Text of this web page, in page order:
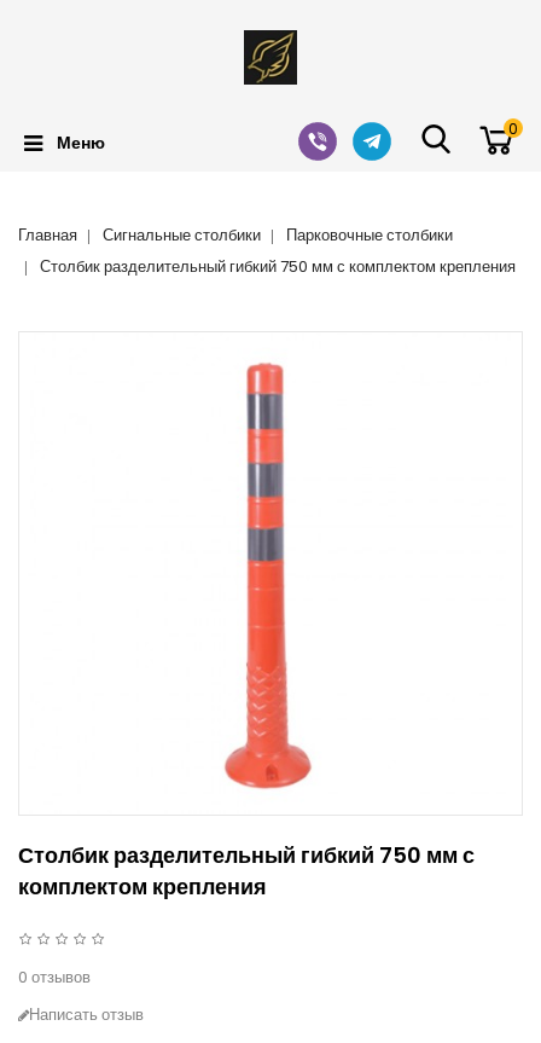
0
Меню
Главная Сигнальные столбики
Парковочные столбики
Столбик разделительный гибкий 750 мм с комплектом крепления
Столбик разделительный гибкий 750 мм с
комплектом крепления
0 отзывов
Написать отзыв